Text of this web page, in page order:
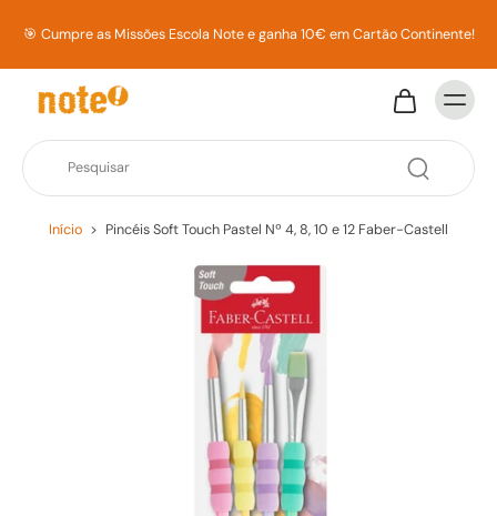
🎯 Cumpre as Missões Escola Note e ganha 10€ em Cartão Continente!
Início > Pincéis Soft Touch Pastel Nº 4, 8, 10 e 12 Faber-Castell